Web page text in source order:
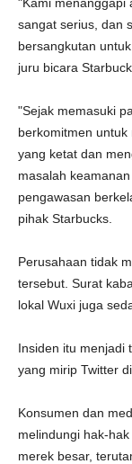
sangat serius, dan
bersangkutan
juru bicara
"Sejak memasuki
berkomitmen
yang ketat dan
masalah
pengawasan
pihak Starbucks.
Perusahaan tidak
tersebut. Surat
lokal Wuxi juga
Insiden itu menjadi
yang mirip Twitter
Konsumen dan
melindungi hak-
merek besar,